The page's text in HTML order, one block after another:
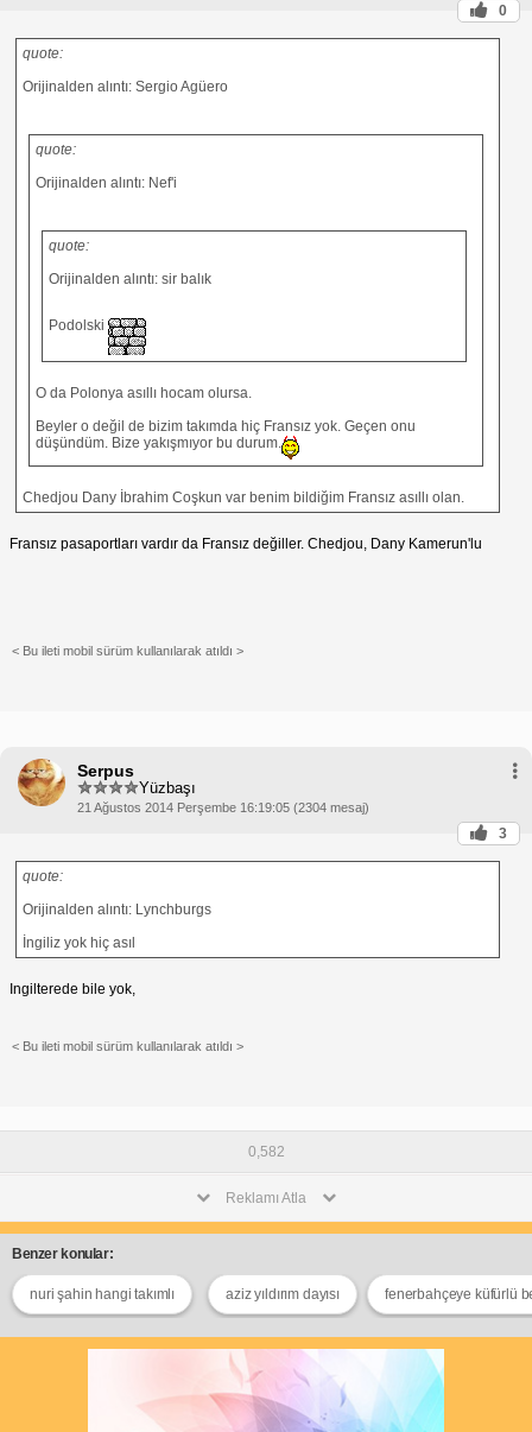
0
quote:
Orijinalden alıntı: Sergio Agüero
quote:
Orijinalden alıntı: Nef'i
quote:
Orijinalden alıntı: sir balık
Podolski
O da Polonya asıllı hocam olursa.
Beyler o değil de bizim takımda hiç Fransız yok. Geçen onu
düşündüm. Bize yakışmıyor bu durum.
Chedjou Dany İbrahim Coşkun var benim bildiğim Fransız asıllı olan.
Fransız pasaportları vardır da Fransız değiller. Chedjou, Dany Kamerun'lu
< Bu ileti mobil sürüm kullanılarak atıldı >
Serpus
Yüzbaşı
21 Ağustos 2014 Perşembe 16:19:05 (2304 mesaj)
3
quote:
Orijinalden alıntı: Lynchburgs
İngiliz yok hiç asıl
Ingilterede bile yok,
< Bu ileti mobil sürüm kullanılarak atıldı >
0,582
Reklamı Atla
Benzer konular:
nuri şahin hangi takımlı aziz yıldırım dayısı fenerbahçeye küfürlü